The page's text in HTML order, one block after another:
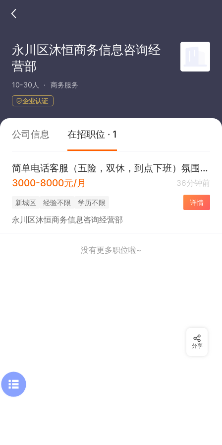
永川区沐恒商务信息咨询经
营部
10-30人 商务服务
企业认证
公司信息 在招职位 · 1
简单电话客服（五险，双休，到点下班）氛围轻松
3000-8000元/月
36分钟前
新城区 经验不限 学历不限 详情
永川区沐恒商务信息咨询经营部
没有更多职位啦~
分享